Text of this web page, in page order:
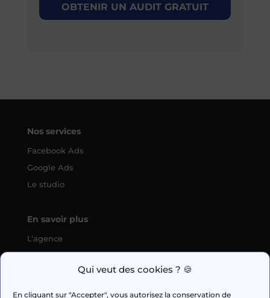
Qui veut des cookies ? 🍪
En cliquant sur "Accepter", vous autorisez la conservation de
OBTENIR UN AUDIT GRATUIT
Nos services
Facebook Ads
Google Ads
Le studio
En savoir plus
L’agence